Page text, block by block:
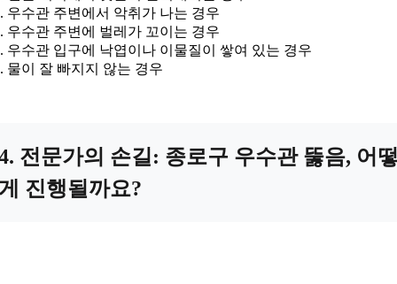
우수관 주변에서 악취가 나는 경우
우수관 주변에 벌레가 꼬이는 경우
우수관 입구에 낙엽이나 이물질이 쌓여 있는 경우
물이 잘 빠지지 않는 경우
전문가의 손길: 종로구 우수관 뚫음, 어
진행될까요?